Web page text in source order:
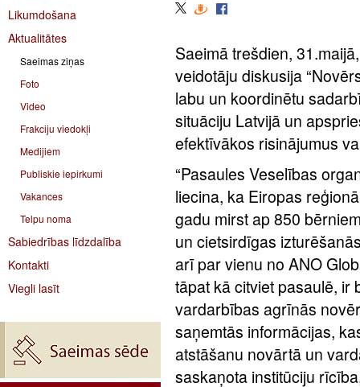
Likumdošana
Aktualitātes
Saeimas ziņas
Foto
Video
Frakciju viedokļi
Medijiem
Publiskie iepirkumi
Vakances
Telpu noma
Sabiedrības līdzdalība
Kontakti
Viegli lasīt
Saeimā trešdien,
veidotāju diskusija
labu un koordinētu
situāciju Latvijā un
efektīvākos risinājumus
“Pasaules Veselības
liecina, ka Eiropas
gadu mirst ap 850
un cietsirdīgas
arī par vienu no ANO
tāpat kā citviet pasaulē, ir
vardarbības agrīnās
saņemtās informācijas,
atstāšanu novārtā un
saskaņota institūciju